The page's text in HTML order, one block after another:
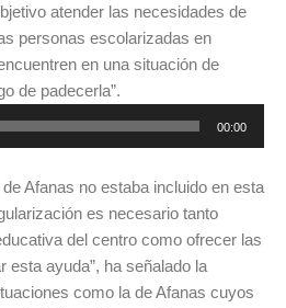
atender las necesidades de
personas escolarizadas en
en una situación de
de padecerla”.
00:00
Afanas no estaba incluido en esta
es necesario tanto
del centro como ofrecer las
esta ayuda”, ha señalado la
como la de Afanas cuyos